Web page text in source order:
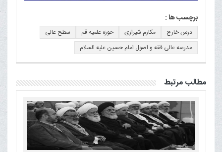
برچسب ها :
درس خارج مکارم شیرازی حوزه علمیه قم
سطح عالی
مدرسه عالی فقه و اصول امام حسین علیه السلام
مطالب مرتبط